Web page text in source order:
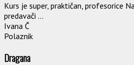
Kurs je super, praktičan, profesorice
predavači ...
Ivana Č
Polaznik
Dragana